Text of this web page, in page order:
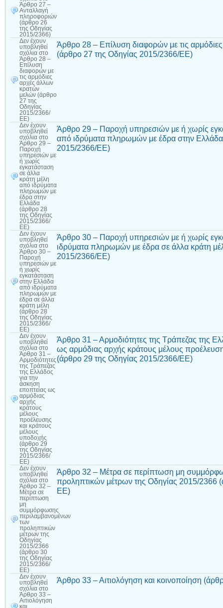
Άρθρο 27 –
Ανταλλαγή
πληροφοριών
(άρθρο 26
της Οδηγίας
2015/2366)
Δεν έχουν
υποβληθεί
σχόλια στο
Άρθρο 28 –
Επίλυση
διαφορών με
τις αρμόδιες
αρχές άλλων
κρατών
μελών (άρθρο
27 της
Οδηγίας
2015/2366/
ΕΕ)
Άρθρο 28 – Επίλυση διαφορών με τις
(άρθρο 27 της Οδηγίας 2015/2366/ΕΕ)
Δεν έχουν
υποβληθεί
σχόλια στο
Άρθρο 29 –
Παροχή
υπηρεσιών με
ή χωρίς
εγκατάσταση
σε άλλα
κράτη μέλη
από ιδρύματα
πληρωμών με
έδρα στην
Ελλάδα
(άρθρο 28
της Οδηγίας
2015/2366/
ΕΕ)
Άρθρο 29 – Παροχή υπηρεσιών με ή χωρίς
από ιδρύματα πληρωμών με έδρα στην
2015/2366/ΕΕ)
Δεν έχουν
υποβληθεί
σχόλια στο
Άρθρο 30 –
Παροχή
υπηρεσιών με
ή χωρίς
εγκατάσταση
στην Ελλάδα
από ιδρύματα
πληρωμών με
έδρα σε άλλα
κράτη μέλη
(άρθρο 28
της Οδηγίας
2015/2366/
ΕΕ)
Άρθρο 30 – Παροχή υπηρεσιών με ή χωρίς
ιδρύματα πληρωμών με έδρα σε άλλα κράτη
2015/2366/ΕΕ)
Δεν έχουν
υποβληθεί
σχόλια στο
Άρθρο 31 –
Αρμοδιότητες
της Τράπεζας
της Ελλάδος
για την
άσκηση
εποπτείας ως
αρμόδιας
αρχής
κράτους
μέλους
προέλευσης
και κράτους
μέλους
υποδοχής
(άρθρο 29
της Οδηγίας
2015/2366/
ΕΕ)
Άρθρο 31 – Αρμοδιότητες της Τράπεζας της
ως αρμόδιας αρχής κράτους μέλους
(άρθρο 29 της Οδηγίας 2015/2366/ΕΕ)
Δεν έχουν
υποβληθεί
σχόλια στο
Άρθρο 32 –
Μέτρα σε
περίπτωση
μη
συμμόρφωσης
περιλαμβανομένων
των
προληπτικών
μέτρων της
Οδηγίας
2015/2366
(άρθρο 30
της Οδηγίας
2015/2366/
ΕΕ)
Άρθρο 32 – Μέτρα σε περίπτωση μη
προληπτικών μέτρων της Οδηγίας 2015/2366
ΕΕ)
Δεν έχουν
υποβληθεί
σχόλια στο
Άρθρο 33 –
Αιτιολόγηση
και
Άρθρο 33 – Αιτιολόγηση και κοινοποίηση